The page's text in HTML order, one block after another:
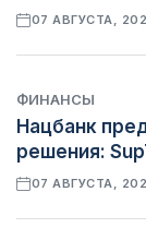
07 АВГУСТА,
ФИНАНСЫ
Нацбанк
решения:
07 АВГУСТА,